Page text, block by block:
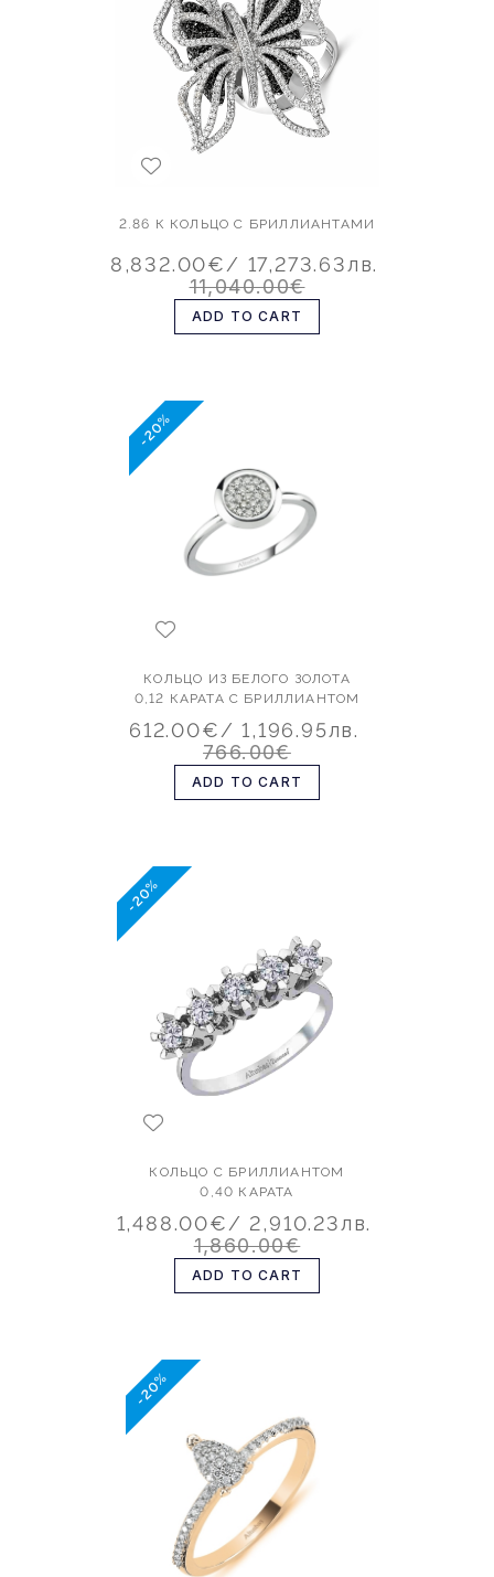
2.86 К КОЛЬЦО С БРИЛЛИАНТАМИ
8,832.00€/ 17,273.63лв.
11,040.00€
ADD TO CART
-20%
КОЛЬЦО ИЗ БЕЛОГО ЗОЛОТА
0,12 КАРАТА С БРИЛЛИАНТОМ
612.00€/ 1,196.95лв.
766.00€
ADD TO CART
-20%
КОЛЬЦО С БРИЛЛИАНТОМ
0,40 КАРАТА
1,488.00€/ 2,910.23лв.
1,860.00€
ADD TO CART
-20%